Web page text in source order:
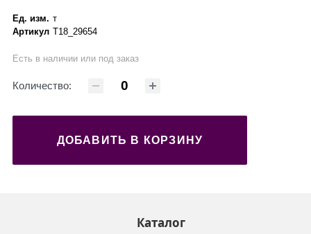
Ед. изм. т
Артикул Т18_29654
Есть в наличии или под заказ
Количество:
ДОБАВИТЬ В КОРЗИНУ
Каталог